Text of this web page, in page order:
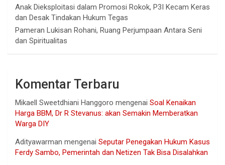
Anak Dieksploitasi dalam Promosi Rokok, P3I Kecam Keras
dan Desak Tindakan Hukum Tegas
Pameran Lukisan Rohani, Ruang Perjumpaan Antara Seni
dan Spiritualitas
Komentar Terbaru
Mikaell Sweetdhiani Hanggoro mengenai Soal Kenaikan
Harga BBM, Dr R Stevanus: akan Semakin Memberatkan
Warga DIY
Adityawarman mengenai Seputar Penegakan Hukum Kasus
Ferdy Sambo, Pemerintah dan Netizen Tak Bisa Disalahkan